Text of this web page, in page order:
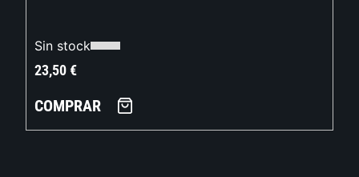
Sin stock
23,50€
COMPRAR